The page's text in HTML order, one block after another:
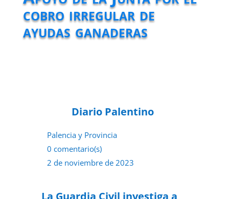
cobro irregular de
ayudas ganaderas
Diario Palentino
Palencia y Provincia
0 comentario(s)
2 de noviembre de 2023
La Guardia Civil investiga a